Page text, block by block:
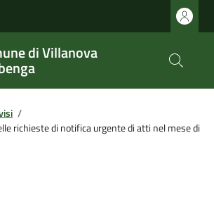
di Villanova
/
richieste di notifica urgente di atti nel mese di